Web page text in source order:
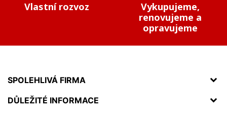
Vlastní rozvoz
Vykupujeme,
renovujeme a
opravujeme
SPOLEHLIVÁ FIRMA
DŮLEŽITÉ INFORMACE